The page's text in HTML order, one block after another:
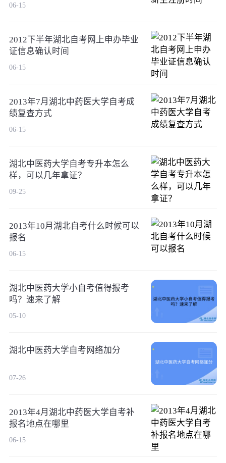
06-15
2012下半年湖北自考网上申办毕业
证信息确认时间
06-15
2013年7月湖北中药医大学自考成
绩复查方式
06-15
湖北中医药大学自考专升本怎么
样，可以几年拿证？
09-25
2013年10月湖北自考什么时候可以
报名
06-15
湖北中医药大学小自考值得报考
吗？速来了解
05-10
湖北中医药大学自考网络加分
07-26
2013年4月湖北中药医大学自考补
报名地点在哪里
06-15